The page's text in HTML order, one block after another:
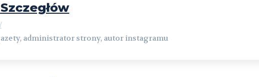
administrator strony, autor instagramu